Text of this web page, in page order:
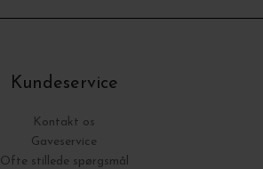
Kundeservice
Kontakt os
Gaveservice
Ofte stillede spørgsmål